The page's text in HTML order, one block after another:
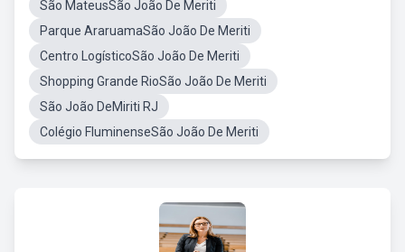
São MateusSão João De Meriti
Parque AraruamaSão João De Meriti
Centro LogísticoSão João De Meriti
Shopping Grande RioSão João De Meriti
São João DeMiriti RJ
Colégio FluminenseSão João De Meriti